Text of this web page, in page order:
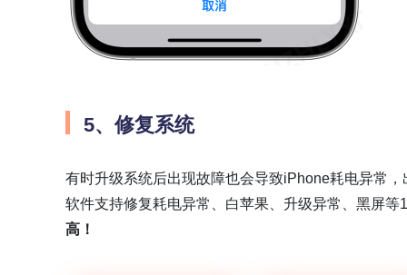
5、修复系统
有时升级系统后出现故障也会导致iPhone耗电异常
软件支持修复耗电异常、白苹果、升级异常、黑屏等
高！